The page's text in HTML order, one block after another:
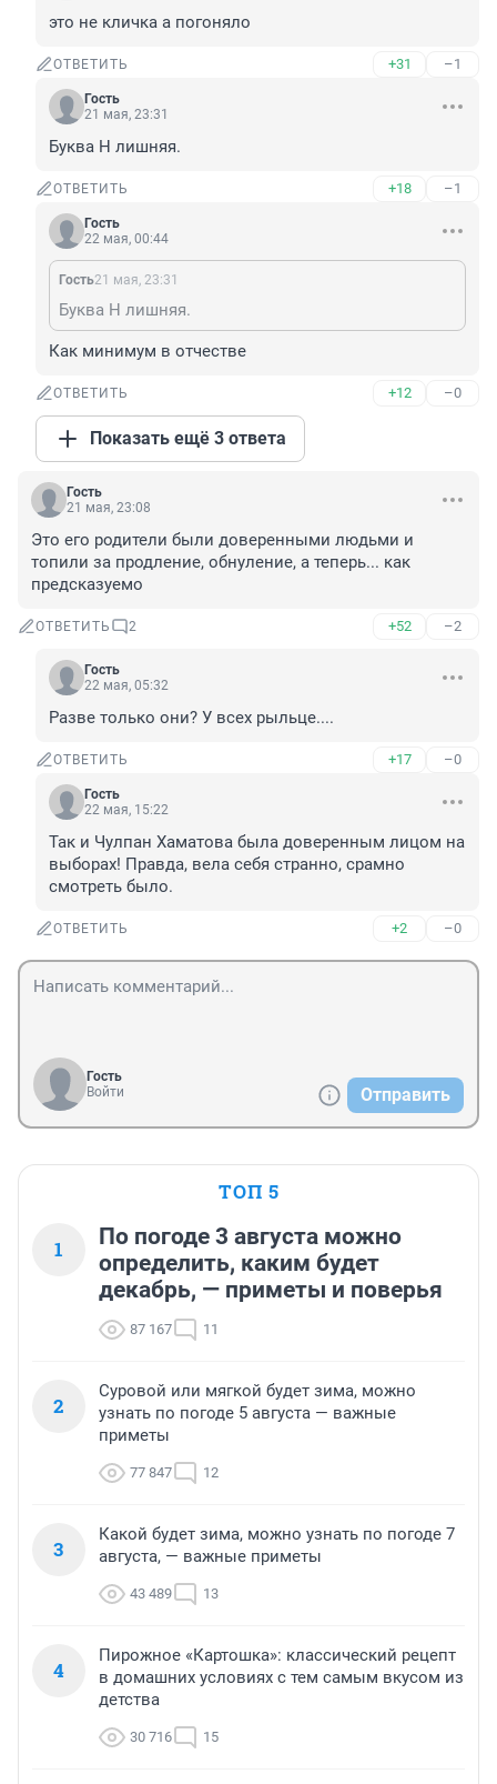
это не кличка а погоняло
ОТВЕТИТЬ +31 –1
Гость
21 мая, 23:31
Буква Н лишняя.
ОТВЕТИТЬ +18 –1
Гость
22 мая, 00:44
Гость21 мая, 23:31
Буква Н лишняя.
Как минимум в отчестве
ОТВЕТИТЬ +12 –0
Показать ещё 3 ответа
Гость
21 мая, 23:08
Это его родители были доверенными людьми и
топили за продление, обнуление, а теперь... как
предсказуемо
ОТВЕТИТЬ 2 +52 –2
Гость
22 мая, 05:32
Разве только они? У всех рыльце....
ОТВЕТИТЬ +17 –0
Гость
22 мая, 15:22
Так и Чулпан Хаматова была доверенным лицом на
выборах! Правда, вела себя странно, срамно
смотреть было.
ОТВЕТИТЬ +2 –0
Гость
Войти
Отправить
ТОП 5
1
По погоде 3 августа можно
определить, каким будет
декабрь, — приметы и поверья
87 167 11
2
Суровой или мягкой будет зима, можно
узнать по погоде 5 августа — важные
приметы
77 847 12
3
Какой будет зима, можно узнать по погоде 7
августа, — важные приметы
43 489 13
4
Пирожное «Картошка»: классический рецепт
в домашних условиях с тем самым вкусом из
детства
30 716 15